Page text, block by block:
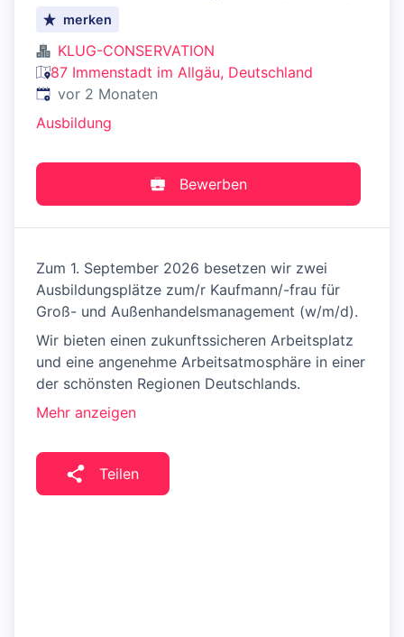
merken
KLUG-CONSERVATION
87 Immenstadt im Allgäu, Deutschland
Veröffentlicht:
vor 2 Monaten
Ausbildung
Bewerben
Zum 1. September 2026 besetzen wir zwei
Ausbildungsplätze zum/r Kaufmann/-frau für
Groß- und Außenhandelsmanagement (w/m/d).
Wir bieten einen zukunftssicheren Arbeitsplatz
und eine angenehme Arbeitsatmosphäre in einer
der schönsten Regionen Deutschlands.
Mehr anzeigen
Teilen